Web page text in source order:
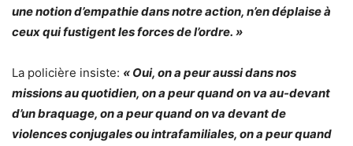
une notion d’empathie dans notre action, n’en déplaise à
ceux qui fustigent les forces de l’ordre. »
La policière insiste: « Oui, on a peur aussi dans nos
missions au quotidien, on a peur quand on va au-devant
d’un braquage, on a peur quand on va devant de
violences conjugales ou intrafamiliales, on a peur quand